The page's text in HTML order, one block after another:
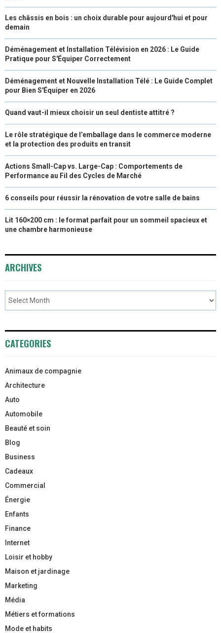
Les châssis en bois : un choix durable pour aujourd'hui et pour
demain
Déménagement et Installation Télévision en 2026 : Le Guide
Pratique pour S'Équiper Correctement
Déménagement et Nouvelle Installation Télé : Le Guide Complet
pour Bien S'Équiper en 2026
Quand vaut-il mieux choisir un seul dentiste attitré ?
Le rôle stratégique de l’emballage dans le commerce moderne
et la protection des produits en transit
Actions Small-Cap vs. Large-Cap : Comportements de
Performance au Fil des Cycles de Marché
6 conseils pour réussir la rénovation de votre salle de bains
Lit 160×200 cm : le format parfait pour un sommeil spacieux et
une chambre harmonieuse
ARCHIVES
CATEGORIES
Animaux de compagnie
Architecture
Auto
Automobile
Beauté et soin
Blog
Business
Cadeaux
Commercial
Énergie
Enfants
Finance
Internet
Loisir et hobby
Maison et jardinage
Marketing
Média
Métiers et formations
Mode et habits